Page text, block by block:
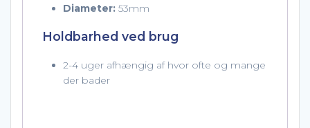
Diameter: 53mm
Holdbarhed ved brug
2-4 uger afhængig af hvor ofte og mange
der bader